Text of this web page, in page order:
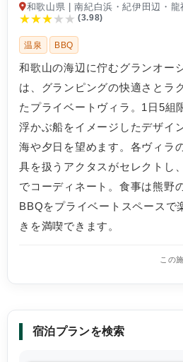
和歌山県 | 南紀白浜・紀伊田辺・龍
★★★★ ★ (3.98)
温泉 BBQ
和歌山の海辺に佇むグランオー
は、グランピングの快適さとラ
たプライベートヴィラ。1日5組
浮かぶ船をイメージしたデザイ
海や夕日を望めます。各ヴィラ
具を扱うアクタスがセレクトし
でコーディネート。食事は熊野
BBQをプライベートスペースで
きを満喫できます。
この
宿泊プランを検索